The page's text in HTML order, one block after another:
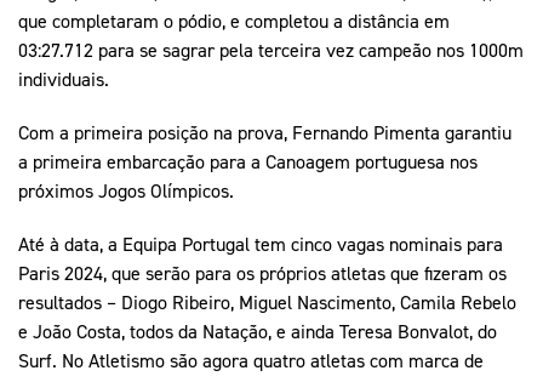
que completaram o pódio, e completou a distância em
03:27.712 para se sagrar pela terceira vez campeão nos 1000m
individuais.
Com a primeira posição na prova, Fernando Pimenta garantiu
a primeira embarcação para a Canoagem portuguesa nos
próximos Jogos Olímpicos.
Até à data, a Equipa Portugal tem cinco vagas nominais para
Paris 2024, que serão para os próprios atletas que fizeram os
resultados – Diogo Ribeiro, Miguel Nascimento, Camila Rebelo
e João Costa, todos da Natação, e ainda Teresa Bonvalot, do
Surf. No Atletismo são agora quatro atletas com marca de